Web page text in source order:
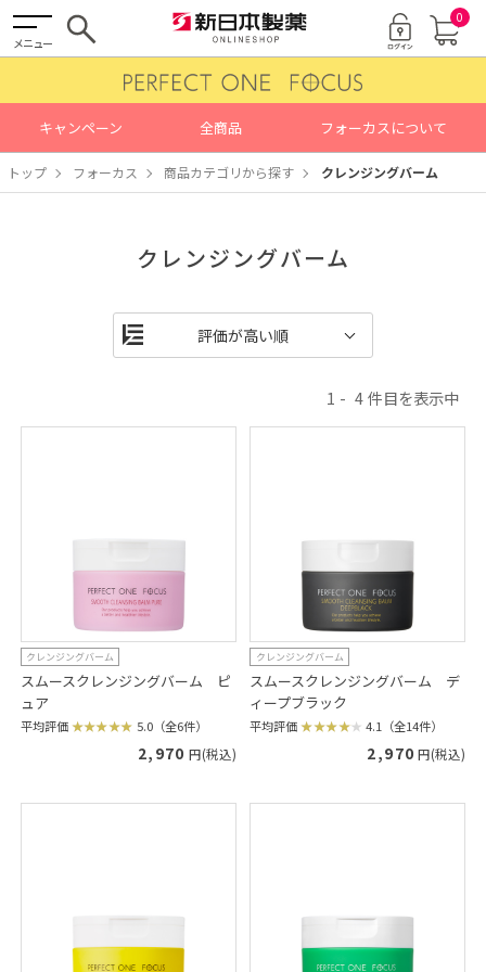
メニュー
0
キャンペーン 全商品 フォーカスについて
トップ フォーカス 商品カテゴリから探す クレンジングバーム
クレンジングバーム
1 4
クレンジングバーム
スムースクレンジングバーム ピ
ュア
平均評価 5.0（全6件）
2,970 円(税込)
クレンジングバーム
スムースクレンジングバーム デ
ィープブラック
平均評価 4.1（全14件）
2,970 円(税込)